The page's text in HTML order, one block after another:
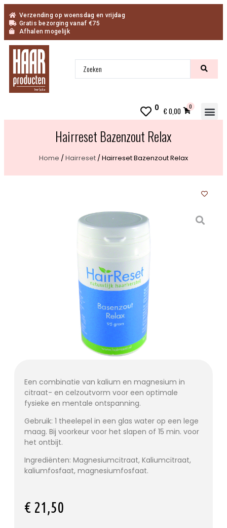
Verzending op woensdag en vrijdag
Gratis bezorging vanaf €75
Afhalen mogelijk
0 € 0,00 0
Hairreset Bazenzout Relax
Home /Hairreset / Hairreset Bazenzout Relax
Een combinatie van kalium en magnesium in
citraat- en celzoutvorm voor een optimale
fysieke en mentale ontspanning.
Gebruik: 1 theelepel in een glas water op een lege
maag. Bij voorkeur voor het slapen of 15 min. voor
het ontbijt.
Ingrediënten: Magnesiumcitraat, Kaliumcitraat,
kaliumfosfaat, magnesiumfosfaat.
€ 21,50